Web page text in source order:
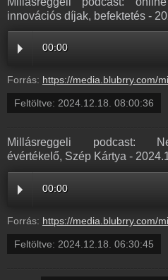
innovációs díjak, befektetés -
00:00
Forrás: https://media.blubrry.com/millasreggeli/millasreggeli.hu/wp-content/uploads/2024/12/
Feltöltve: 2024.12.18. 08:00:36
Millásreggeli podcast:
évértékelő, Szép Kártya -
00:00
Forrás: https://media.blubrry.com/millasreggeli/millasreggeli.hu/wp-content/uploads/2024/12/
Feltöltve: 2024.12.18. 06:30:45